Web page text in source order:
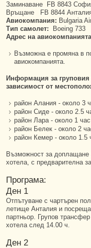
Заминаване FB 8843
Връщане FB 8844
Авиокомпания: Bulgaria
Тип самолет: Boeing 733
Адрес на
Възможна е промяна в
авиокомпанията.
Информация за
зависимост от
район Алания - около 3
район Сиде - около 2.5
район Лара - около 1
район Белек - около 2
район Кемер - около 1.5
Възможност за доплащане
хотела, с предварителна
Програма:
Ден 1
Отпътуване с чартърен
летище Анталия и
партньор. Групов
хотела след 14.00 ч.
Ден 2